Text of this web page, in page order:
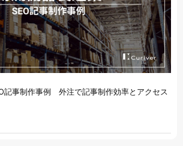
記事制作事例 外注で記事制作効率とアクセス